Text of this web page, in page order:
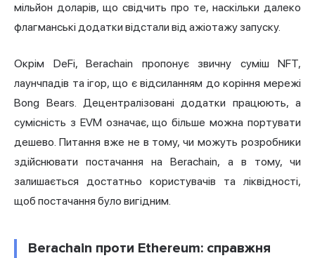
мільйон доларів, що свідчить про те, наскільки далеко
флагманські додатки відстали від ажіотажу запуску.
Окрім DeFi, Berachain пропонує звичну суміш NFT,
лаунчпадів та ігор, що є відсиланням до коріння мережі
Bong Bears. Децентралізовані додатки працюють, а
сумісність з EVM означає, що більше можна портувати
дешево. Питання вже не в тому, чи можуть розробники
здійснювати постачання на Berachain, а в тому, чи
залишається достатньо користувачів та ліквідності,
щоб постачання було вигідним.
Berachain проти Ethereum: справжня